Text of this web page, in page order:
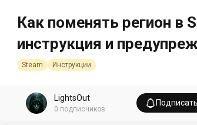
Как поменять регион в
инструкция и
Steam Инструкции
LightsOut
0 подписчиков